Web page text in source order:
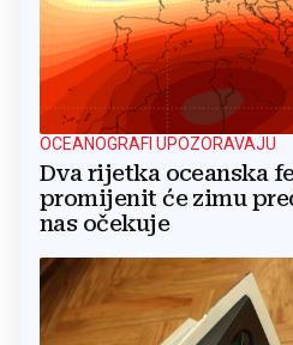
OCEANOGRAFI UPOZORAVAJU
Dva rijetka oceanska
promijenit će zimu
nas očekuje